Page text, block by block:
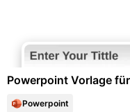
Powerpoint Vorlage
Powerpoint